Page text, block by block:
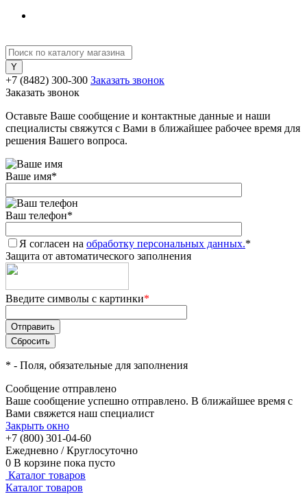
+7 (8482) 300-300 Заказать звонок
Заказать звонок
Оставьте Ваше сообщение и контактные данные и наши
специалисты свяжутся с Вами в ближайшее рабочее время для
решения Вашего вопроса.
Ваше имя*
Ваш телефон*
Я согласен на обработку персональных данных.*
Защита от автоматического заполнения
Введите символы с картинки*
* - Поля, обязательные для заполнения
Сообщение отправлено
Ваше сообщение успешно отправлено. В ближайшее время с
Вами свяжется наш специалист
Закрыть окно
+7 (800) 301-04-60
Ежедневно / Круглосуточно
0 В корзине пока пусто
Каталог товаров
Каталог товаров